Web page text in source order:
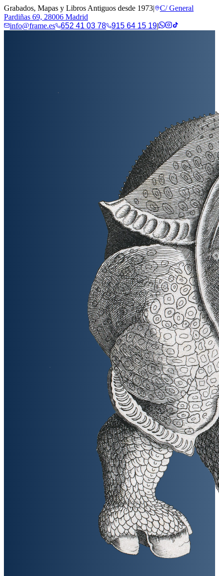
Grabados, Mapas y Libros Antiguos desde 1973|
C/ General
Pardiñas 69, 28006 Madrid
info@frame.es
652 41 03 78 915 64 15 19|